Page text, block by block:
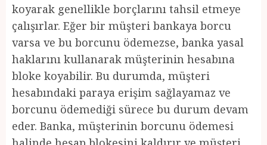
koyarak genellikle borçlarını tahsil etmeye
çalışırlar. Eğer bir müşteri bankaya borcu
varsa ve bu borcunu ödemezse, banka yasal
haklarını kullanarak müşterinin hesabına
bloke koyabilir. Bu durumda, müşteri
hesabındaki paraya erişim sağlayamaz ve
borcunu ödemediği sürece bu durum devam
eder. Banka, müşterinin borcunu ödemesi